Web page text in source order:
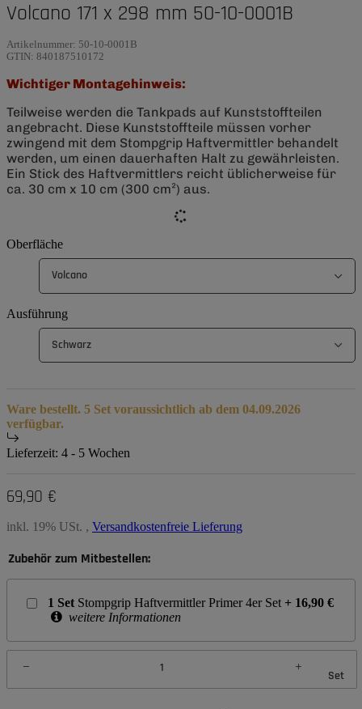
Volcano 171 x 298 mm 50-10-0001B
Artikelnummer: 50-10-0001B
GTIN: 840187510172
Wichtiger Montagehinweis:
Teilweise werden die Tankpads auf Kunststoffteilen
angebracht. Diese Kunststoffteile müssen vorher
zwingend mit dem Stompgrip Haftvermittler behandelt
werden, um einen dauerhaften Halt zu gewährleisten.
Ein Stick des Haftvermittlers reicht üblicherweise für
ca. 30 cm x 10 cm (300 cm²) aus.
Oberfläche
Volcano
Ausführung
Schwarz
Ware bestellt. 5 Set voraussichtlich ab dem 04.09.2026
verfügbar.
Lieferzeit: 4 - 5 Wochen
69,90 €
inkl. 19% USt. , Versandkostenfreie Lieferung
Zubehör zum Mitbestellen:
1 Set Stompgrip Haftvermittler Primer 4er Set + 16,90 €
weitere Informationen
Set